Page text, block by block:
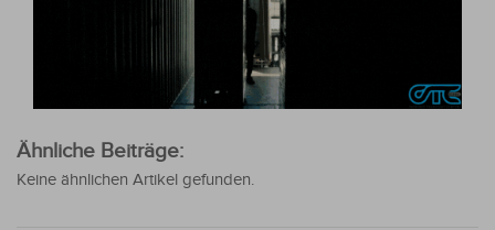
Ähnliche Beiträge:
Keine ähnlichen Artikel gefunden.